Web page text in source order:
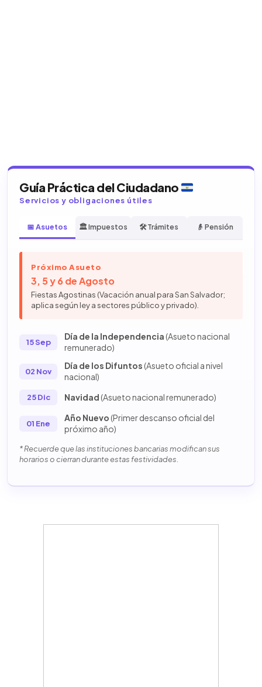
Guía Práctica del Ciudadano
Servicios y obligaciones útiles
📅 Asuetos 🏛️ Impuestos 🛠️ Trámites 👴 Pensión
Próximo Asueto
3, 5 y 6 de Agosto
Fiestas Agostinas (Vacación anual para San Salvador;
aplica según ley a sectores público y privado).
15 Sep
Día de la Independencia(Asueto nacional
remunerado)
02 Nov
Día de los Difuntos(Asueto oficial a nivel
nacional)
25 Dic Navidad(Asueto nacional remunerado)
01 Ene
Año Nuevo(Primer descanso oficial del
próximo año)
* Recuerde que las instituciones bancarias modifican sus
horarios o cierran durante estas festividades.